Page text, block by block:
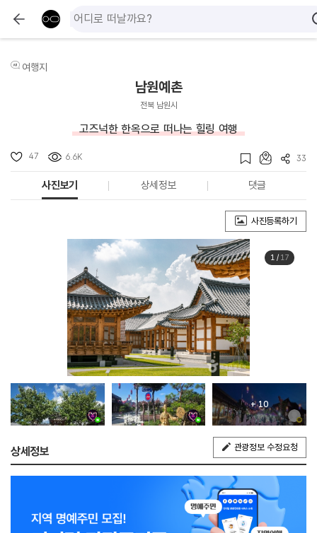
여행지
남원예촌
전북 남원시
고즈넉한 한옥으로 떠나는 힐링 여행
47 6.6K 33
사진보기 상세정보 댓글
사진등록하기
1/ 17
+ 10
상세정보 관광정보 수정요청